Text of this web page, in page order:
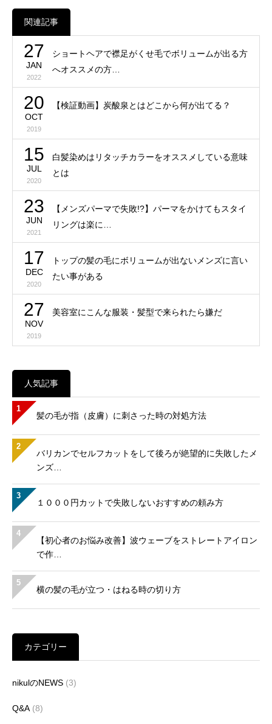
関連記事
27
JAN
2022
ショートヘアで襟足がくせ毛でボリュームが出る方
へオススメの方…
20
OCT
2019
【検証動画】炭酸泉とはどこから何が出てる？
15
JUL
2020
白髪染めはリタッチカラーをオススメしている意味
とは
23
JUN
2021
【メンズパーマで失敗!?】パーマをかけてもスタイ
リングは楽に…
17
DEC
2020
トップの髪の毛にボリュームが出ないメンズに言い
たい事がある
27
NOV
2019
美容室にこんな服装・髪型で来られたら嫌だ
人気記事
1
髪の毛が指（皮膚）に刺さった時の対処方法
2
バリカンでセルフカットをして後ろが絶望的に失敗したメ
ンズ…
3
１０００円カットで失敗しないおすすめの頼み方
4
【初心者のお悩み改善】波ウェーブをストレートアイロン
で作…
5
横の髪の毛が立つ・はねる時の切り方
カテゴリー
nikulのNEWS (3)
Q&A (8)